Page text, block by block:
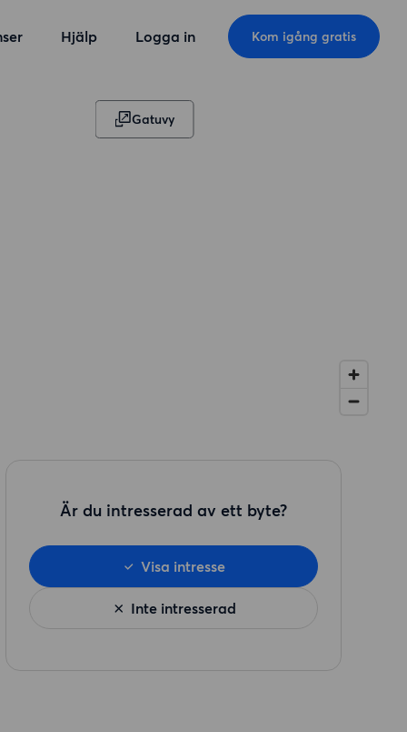
Hjälp Logga in Kom igång gratis
Gatuvy
Är du intresserad av ett byte?
Inte intresserad
Visa intresse